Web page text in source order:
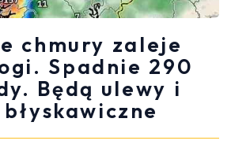
chmury zaleje
Spadnie 290
Będą ulewy i